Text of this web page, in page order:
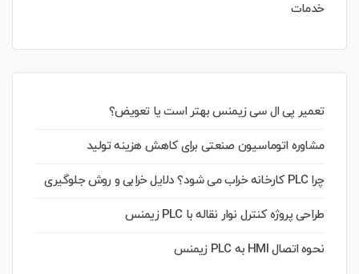
خدمات
تعمیر پی ال سی زیمنس بهتر است یا تعویض؟
مشاوره اتوماسیون صنعتی برای کاهش هزینه تولید
چرا PLC کارخانه خراب می شود؟ دلایل خرابی و روش جلوگیری
طراحی پروژه کنترل نوار نقاله با PLC زیمنس
نحوه اتصال HMI به PLC زیمنس